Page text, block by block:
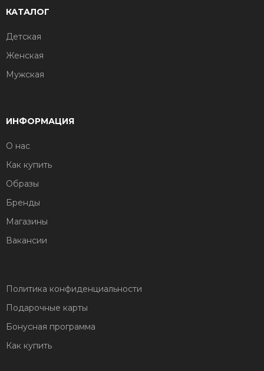
КАТАЛОГ
Детская
Женская
Мужская
ИНФОРМАЦИЯ
О нас
Как купить
Образы
Бренды
Магазины
Вакансии
Политика конфиденциальности
Подарочные карты
Бонусная программа
Как купить